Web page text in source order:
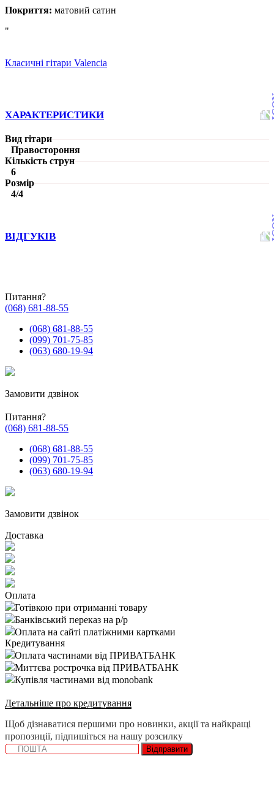
Покриття: матовий сатин
"
Класичні гітари Valencia
ХАРАКТЕРИСТИКИ
Вид гітари
Правостороння
Кількість струн
6
Розмір
4/4
ВІДГУКІВ
Питання?
(068) 681-88-55
(068) 681-88-55
(099) 701-75-85
(063) 680-19-94
Замовити дзвінок
Питання?
(068) 681-88-55
(068) 681-88-55
(099) 701-75-85
(063) 680-19-94
Замовити дзвінок
Доставка
Оплата
Готівкою при отриманні товару
Банківський переказ на р/р
Оплата на сайті платіжними картками
Кредитування
Оплата частинами від ПРИВАТБАНК
Миттєва рострочка від ПРИВАТБАНК
Купівля частинами від monobank
Детальніше про кредитування
Щоб дізнаватися першими про новинки, акції та найкращі
пропозиції, підпишіться на нашу розсилку
Відправити